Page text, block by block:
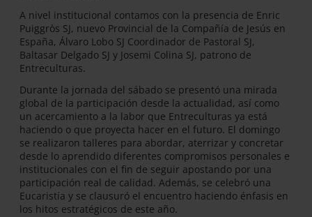
A nivel institucional contamos con la presencia de Enric
Puiggròs SJ, nuevo Provincial de la Compañía de Jesús en
España, Álvaro Lobo SJ Coordinador de Pastoral SJ,
Baltasar Delgado SJ y Josemi Colina SJ, patrono de
Entreculturas.
Durante la jornada del sábado se presentó una mirada
global de la participación desde la actualidad, así como
un acercamiento a la labor que Entreculturas ya está
haciendo o que proyecta hacer en el futuro. El domingo
se realizaron talleres para abordar, aterrizar y concretar
desde lo aprendido diferentes compromisos personales e
institucionales con el fin de seguir apostando por una
participación real de calidad. Además, se celebró una
Eucaristía y se clausuró el encuentro haciendo énfasis en
los hitos estratégicos de este año.